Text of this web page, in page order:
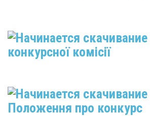
конкурсної комісії
Положення про конкурс